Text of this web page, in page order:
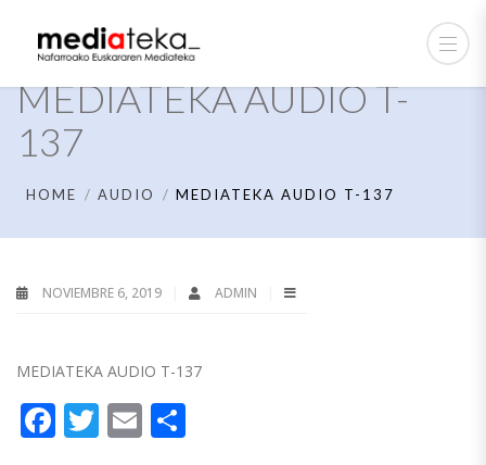
MEDIATEKA AUDIO T-
137
HOME AUDIO MEDIATEKA AUDIO T-137
NOVIEMBRE 6, 2019 ADMIN
MEDIATEKA AUDIO T-137
Facebook
Twitter
Email